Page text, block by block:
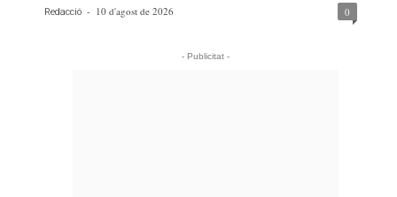
Redacció - 10 d'agost de 2026 0
- Publicitat -